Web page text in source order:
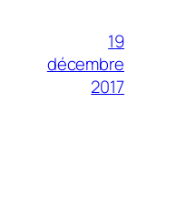
19
décembre
2017